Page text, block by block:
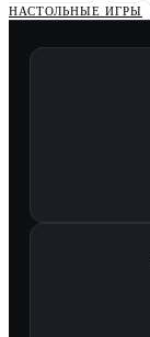
НАСТОЛЬНЫЕ ИГРЫ